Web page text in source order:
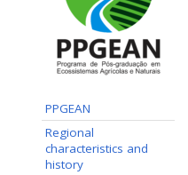
PPGEAN
Regional
characteristics and
history